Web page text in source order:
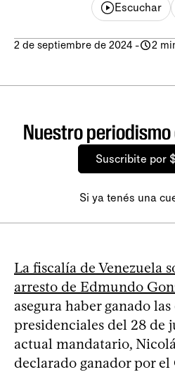
Escuchar
2 de septiembre de 2024 - 2
Nuestro
Suscribite por
Si ya tenés una
La fiscalía de Venezuela
arresto de Edmundo
asegura haber ganado
presidenciales del 28 de
actual mandatario,
declarado ganador por el